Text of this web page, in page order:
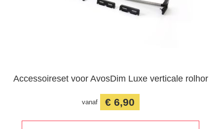
Accessoireset voor AvosDim Luxe verticale rolhor
vanaf € 6,90